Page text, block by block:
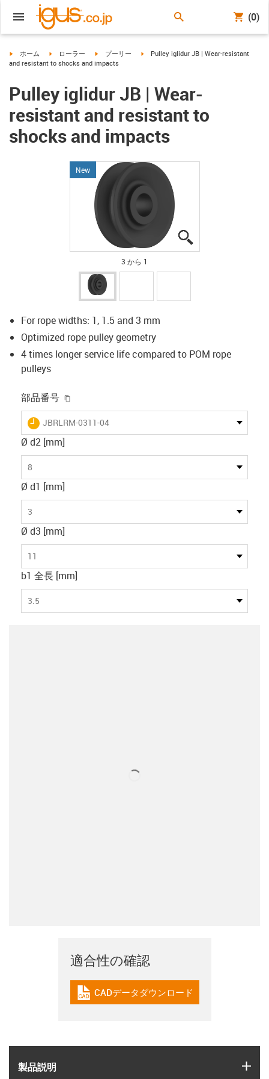
(0)
igus-icon-arrow-right
ホーム igus-icon-arrow-right
ローラー igus-icon-arrow-right
プーリー igus-icon-arrow-right
Pulley iglidur JB | Wear-resistant
and resistant to shocks and impacts
Pulley iglidur JB | Wear-
resistant and resistant to
shocks and impacts
New
3 から 1
For rope widths: 1, 1.5 and 3 mm
Optimized rope pulley geometry
4 times longer service life compared to POM rope
pulleys
部品番号
igus-icon-lieferzeit
JBRLRM-0311-04
Ø d2 [mm]
8
Ø d1 [mm]
3
Ø d3 [mm]
11
b1 全長 [mm]
3.5
製品説明
適合性の確認
igus-icon-cad-dateien
CADデータダウンロード